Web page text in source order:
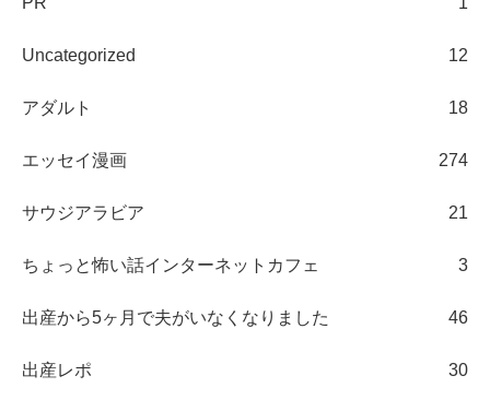
Uncategorized 12
アダルト 18
エッセイ漫画 274
サウジアラビア 21
ちょっと怖い話インターネットカフェ 3
出産から5ヶ月で夫がいなくなりました 46
出産レポ 30